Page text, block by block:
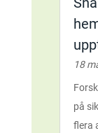
18
på
flera